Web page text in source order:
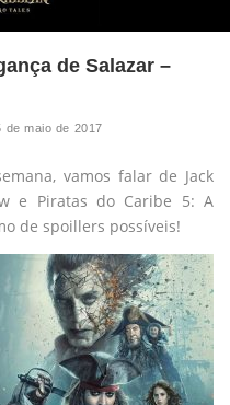
de Salazar –
de maio de 2017
vamos falar de Jack
e Piratas do Caribe 5: A
de spoillers possíveis!